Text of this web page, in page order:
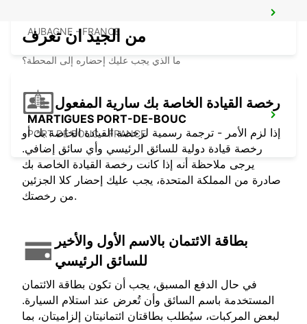
AUBAGNE - FRANCE
MARTIGUES PORT-DE-BOUC
PORT DE BOUC - FRANCE
من الجيد ان تعرف
ما الذي يجب عليك إحضاره إلى المحطة؟
رخصة القيادة الخاصة بك سارية المفعول
إذا لزم الأمر - ترجمة رسمية لرخصة القيادة الخاصة بك أو
رخصة قيادة دولية للسائق الرئيسي وأي سائق إضافي.
يرجى ملاحظة أنه إذا كانت رخصة القيادة الخاصة بك
صادرة من المملكة المتحدة، يجب عليك إحضار كلا الجزئين
من رخصتك.
بطاقة الائتمان بالاسم الأول والأخير
للسائق الرئيسي
في حال الدفع المسبق، يجب أن تكون بطاقة الائتمان
المستخدمة باسم السائق وأن تُعرض عند استلام السيارة.
لبعض المركبات، سيُطلب بطاقتان ائتمانيتان إلزاميتان، بما